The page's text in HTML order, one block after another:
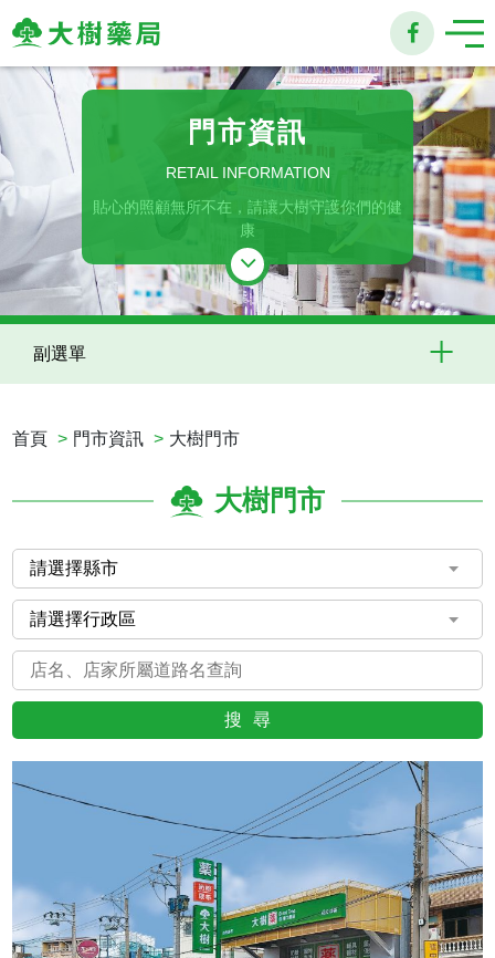
大
樹
連
鎖
藥
局
門市資訊
RETAIL INFORMATION
貼心的照顧無所不在，請讓大樹守護你們的健
康
副選單
首頁 門市資訊 大樹門市
大樹門市
搜尋